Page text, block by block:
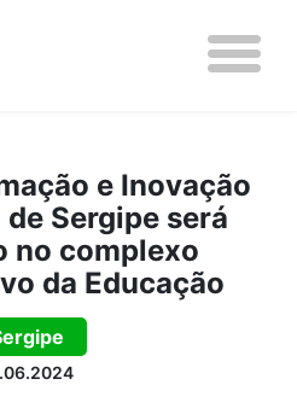
e Inovação
Sergipe será
no complexo
da Educação